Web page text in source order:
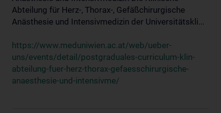
Abteilung für Herz-, Thorax-, Gefäßchirurgische
Anästhesie und Intensivmedizin der Universitätskli...
https://www.meduniwien.ac.at/web/ueber-
uns/events/detail/postgraduales-curriculum-klin-
abteilung-fuer-herz-thorax-gefaesschirurgische-
anaesthesie-und-intensivme/